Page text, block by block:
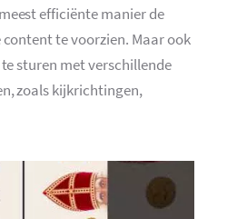
efficiënte manier de
te voorzien. Maar ook
sturen met verschillende
zoals kijkrichtingen,